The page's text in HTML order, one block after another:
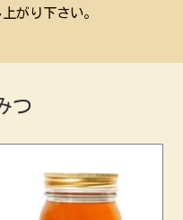
がり下さい。
つ